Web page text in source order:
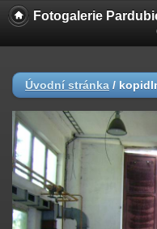
Fotogalerie
Úvodní stránka /